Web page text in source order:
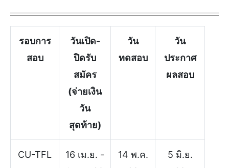
รอบการ
สอบ
วันเปิด-
ปิดรับ
สมัคร
(จ่ายเงิน
วัน
สุดท้าย)
วัน
ทดสอบ
วัน
ประกาศ
ผลสอบ
CU-TFL
16 เม.ย. -
14 พ.ค.
5 มิ.ย.